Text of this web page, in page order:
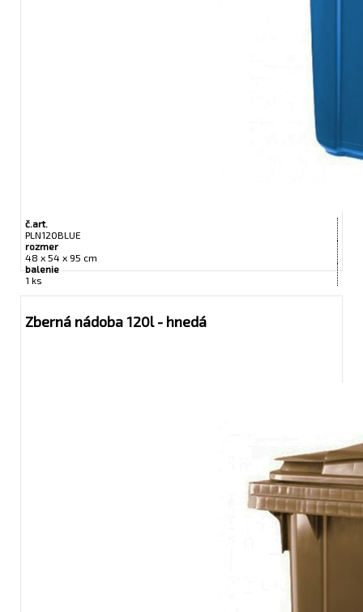
č.art.
PLN120BLUE
rozmer
48 x 54 x 95 cm
balenie
1 ks
Zberná nádoba 120l - hnedá